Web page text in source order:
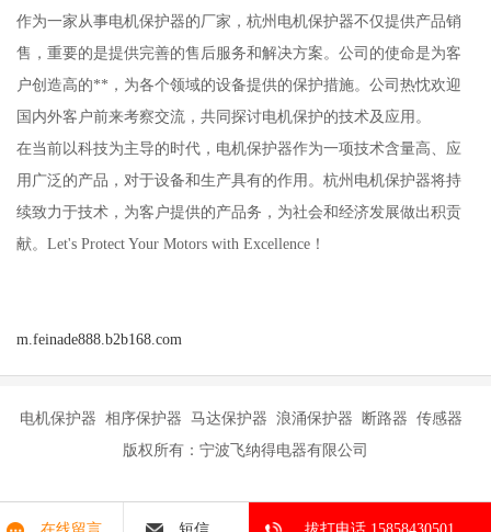
作为一家从事电机保护器的厂家，杭州电机保护器不仅提供产品销
售，重要的是提供完善的售后服务和解决方案。公司的使命是为客
户创造高的**，为各个领域的设备提供的保护措施。公司热忱欢迎
国内外客户前来考察交流，共同探讨电机保护的技术及应用。
在当前以科技为主导的时代，电机保护器作为一项技术含量高、应
用广泛的产品，对于设备和生产具有的作用。杭州电机保护器将持
续致力于技术，为客户提供的产品务，为社会和经济发展做出积贡
献。Let's Protect Your Motors with Excellence！
m.feinade888.b2b168.com
电机保护器 相序保护器 马达保护器 浪涌保护器 断路器 传感器
版权所有：宁波飞纳得电器有限公司